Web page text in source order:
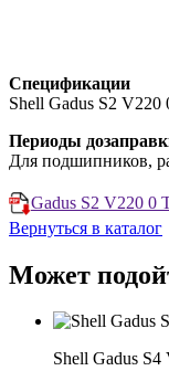
Спецификации
Shell Gadus S2
Периоды
Для подшипников,
Gadus S2 V220 0
Вернуться в каталог
Может
Shell Gadus